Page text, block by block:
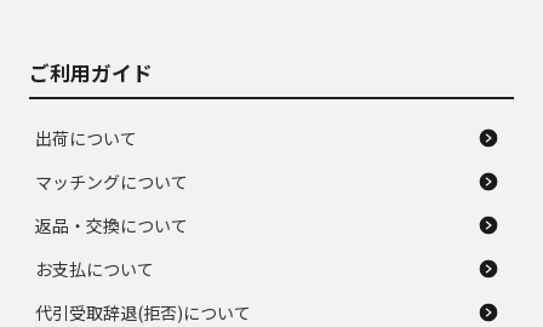
ご利用ガイド
出荷について
マッチングについて
返品・交換について
お支払について
代引受取辞退(拒否)について